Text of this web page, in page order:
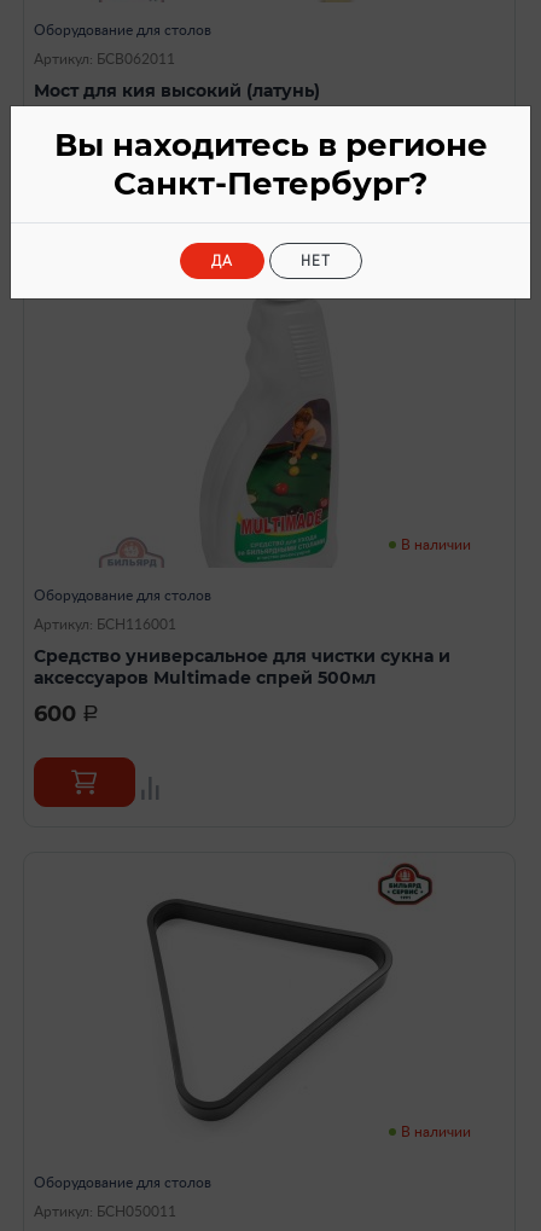
Оборудование для столов
Артикул: БСВ062011
Мост для кия высокий (латунь)
В наличии
Оборудование для столов
Артикул: БСН116001
Средство универсальное для чистки сукна и
аксессуаров Multimade спрей 500мл
600 a
В наличии
Оборудование для столов
Артикул: БСН050011
Вы находитесь в регионе
Санкт-Петербург?
ДА НЕТ